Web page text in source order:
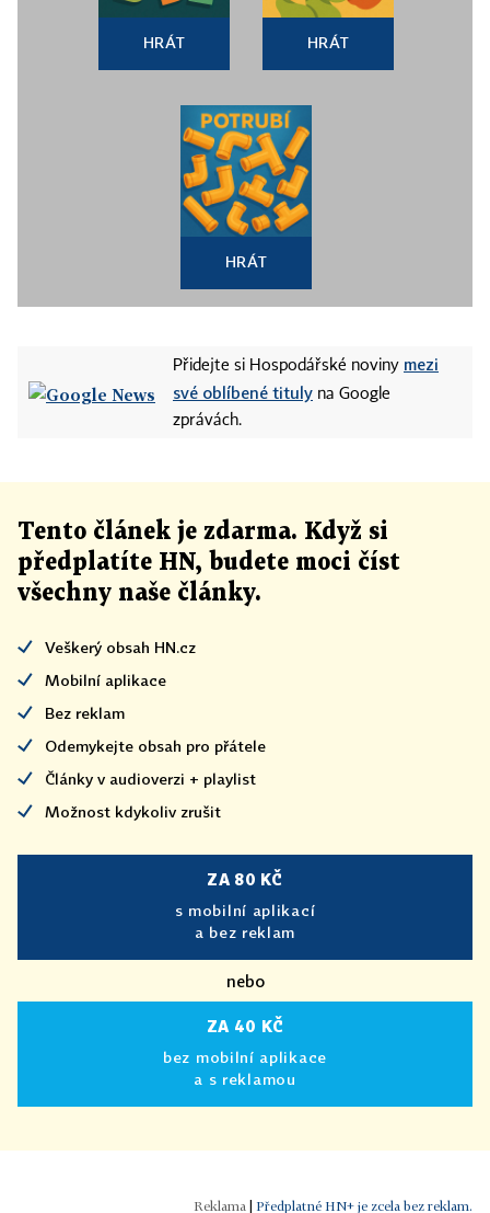
HRÁT HRÁT
HRÁT
Přidejte si Hospodářské noviny mezi
své oblíbené tituly na Google
zprávách.
Tento článek je zdarma. Když si
předplatíte HN, budete moci číst
všechny naše články.
Veškerý obsah HN.cz
Mobilní aplikace
Bez reklam
Odemykejte obsah pro přátele
Články v audioverzi + playlist
Možnost kdykoliv zrušit
ZA 80 KČ
s mobilní aplikací
a bez reklam
nebo
ZA 40 KČ
bez mobilní aplikace
a s reklamou
Předplatné HN+ je zcela bez reklam.